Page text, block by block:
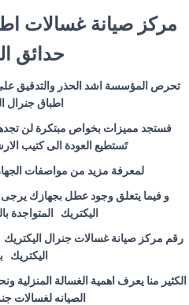
مركز صيانة غسالات
حدائق
تحرص المؤسسة اشد الحذر والتدقيق
اطباق جنرال
فستجد مميزات بخواص مبتكرة لن
تَستطيع العودة الى كتيب
لمعرفة مزيد من مواصفات الجهاز
و فيما يتعلق وجود عطل بجهازك يرجى
اليكتريك المتواجدة
رقم مركز صيانة غسالات جنرال
اليكتريك
الكثير منا يعرف اهمية الغسالة
الصيانه لغسالات